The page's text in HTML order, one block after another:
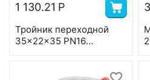
1 130.21 Р
Тройник переходной
35x22x35 PN16